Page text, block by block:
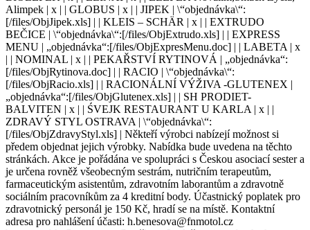
Alimpek | x | | GLOBUS | x | | JIPEK | \“objednávka\“:
[/files/ObjJipek.xls] | | KLEIS – SCHÄR | x | | EXTRUDO
BEČICE | \“objednávka\“:[/files/ObjExtrudo.xls] | | EXPRESS
MENU | „objednávka“:[/files/ObjExpresMenu.doc] | | LABETA | x
| | NOMINAL | x | | PEKAŘSTVÍ RYTINOVÁ | „objednávka“:
[/files/ObjRytinova.doc] | | RACIO | \“objednávka\“:
[/files/ObjRacio.xls] | | RACIONÁLNÍ VÝŽIVA -GLUTENEX |
„objednávka“:[/files/ObjGlutenex.xls] | | SH PRODIET-
BALVITEN | x | | ŚVEJK RESTAURANT U KARLA | x | |
ZDRAVÝ STYL OSTRAVA | \“objednávka\“:
[/files/ObjZdravyStyl.xls] | Někteří výrobci nabízejí možnost si
předem objednat jejich výrobky. Nabídka bude uvedena na těchto
stránkách. Akce je pořádána ve spolupráci s Českou asociací sester a
je určena rovněž všeobecným sestrám, nutričním terapeutům,
farmaceutickým asistentům, zdravotním laborantům a zdravotně
sociálním pracovníkům za 4 kreditní body. Účastnický poplatek pro
zdravotnický personál je 150 Kč, hradí se na místě. Kontaktní
adresa pro nahlášení účasti: h.benesova@fnmotol.cz